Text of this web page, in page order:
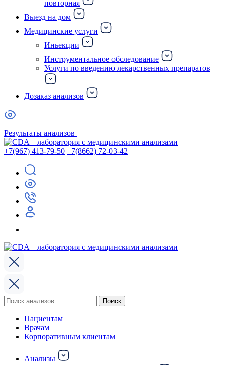
повторная
Выезд на дом
Медицинские услуги
Иньекции
Инструментальное обследование
Услуги по введению лекарственных препаратов
Дозаказ анализов
Результаты анализов
+7(967) 413-79-50 +7(8662) 72-03-42
Поиск
по:
Поиск
Пациентам
Врачам
Корпоративным клиентам
Анализы